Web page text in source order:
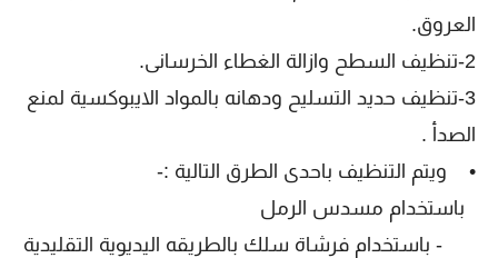
العروق.
2-تنظيف السطح وازالة الغطاء الخرسانى.
3-تنظيف حديد التسليح ودهانه بالمواد الايبوكسية لمنع
الصدأ .
• ويتم التنظيف باحدى الطرق التالية :-
باستخدام مسدس الرمل
- باستخدام فرشاة سلك بالطريقه اليديوية التقليدية